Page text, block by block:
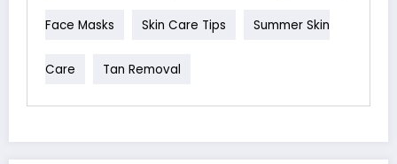
Face Masks Skin Care Tips Summer Skin
Care Tan Removal